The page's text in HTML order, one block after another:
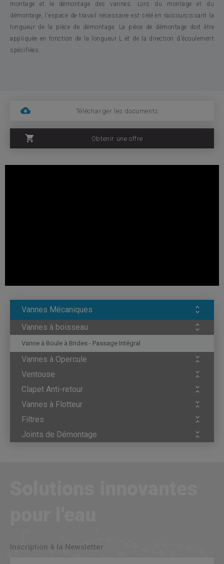
montage et le démontage des vannes. Lors du montage et du
démontage, l'espace de travail nécessaire est créé en raccourcissant la
longueur de la pièce de démontage. La pièce de démontage doit être
appliquée en fonction de la longueur L et de la direction d'écoulement
spécifiées.
Télécharger les documents
Obtenir une offre
Vannes Mécaniques
Vannes à boisseau
Vanne à Boule à Brides - Passage Intégral
Vannes à Opercule
Ventouse
Clapet Anti-retour
Vannes à Flotteur
Filtres
Joints de Démontage
Inscription à la Newsletter